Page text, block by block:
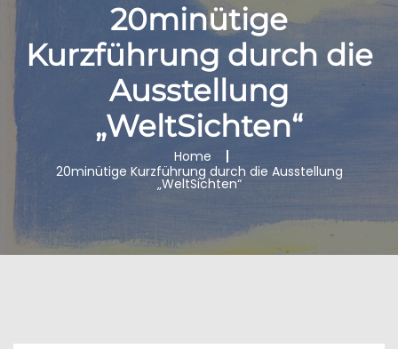
20minütige
Kurzführung durch die
Ausstellung
„WeltSichten“
Home
20minütige Kurzführung durch die Ausstellung
„WeltSichten“